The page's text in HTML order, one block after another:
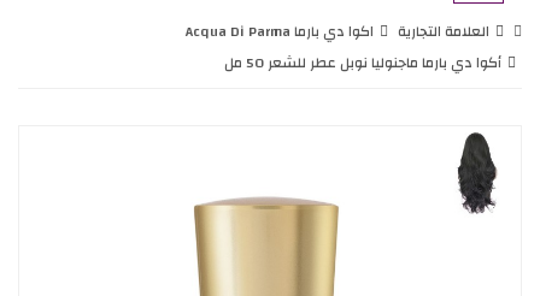
العلامة التجارية
اكوا دي بارما Acqua Di Parma
أكوا دي بارما ماجنوليا نوبل عطر للشعر 50 مل